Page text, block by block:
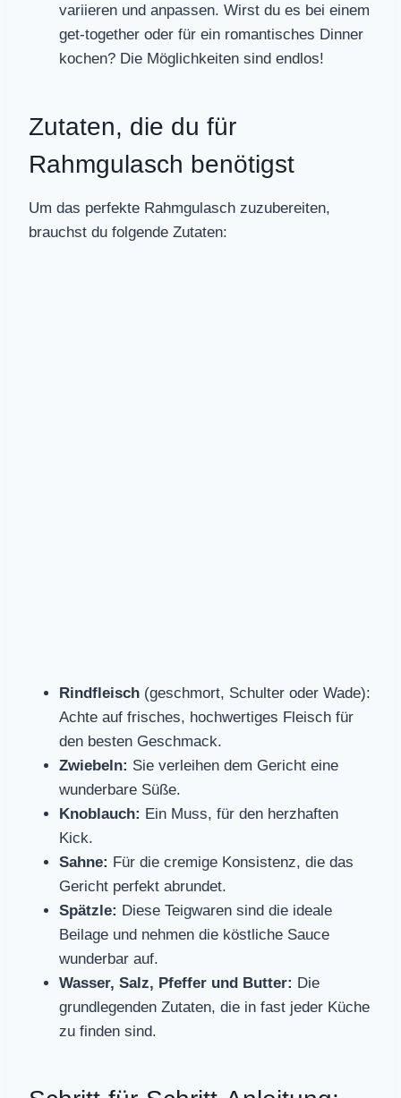
variieren und anpassen. Wirst du es bei einem
get-together oder für ein romantisches Dinner
kochen? Die Möglichkeiten sind endlos!
Zutaten, die du für
Rahmgulasch benötigst
Um das perfekte Rahmgulasch zuzubereiten,
brauchst du folgende Zutaten:
Rindfleisch (geschmort, Schulter oder Wade):
Achte auf frisches, hochwertiges Fleisch für
den besten Geschmack.
Zwiebeln: Sie verleihen dem Gericht eine
wunderbare Süße.
Knoblauch: Ein Muss, für den herzhaften
Kick.
Sahne: Für die cremige Konsistenz, die das
Gericht perfekt abrundet.
Spätzle: Diese Teigwaren sind die ideale
Beilage und nehmen die köstliche Sauce
wunderbar auf.
Wasser, Salz, Pfeffer und Butter: Die
grundlegenden Zutaten, die in fast jeder Küche
zu finden sind.